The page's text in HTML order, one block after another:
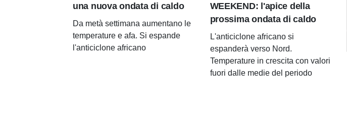
una nuova ondata di caldo
Da metà settimana aumentano le
temperature e afa. Si espande
l'anticiclone africano
WEEKEND: l'apice della
prossima ondata di caldo
L'anticiclone africano si
espanderà verso Nord.
Temperature in crescita con valori
fuori dalle medie del periodo